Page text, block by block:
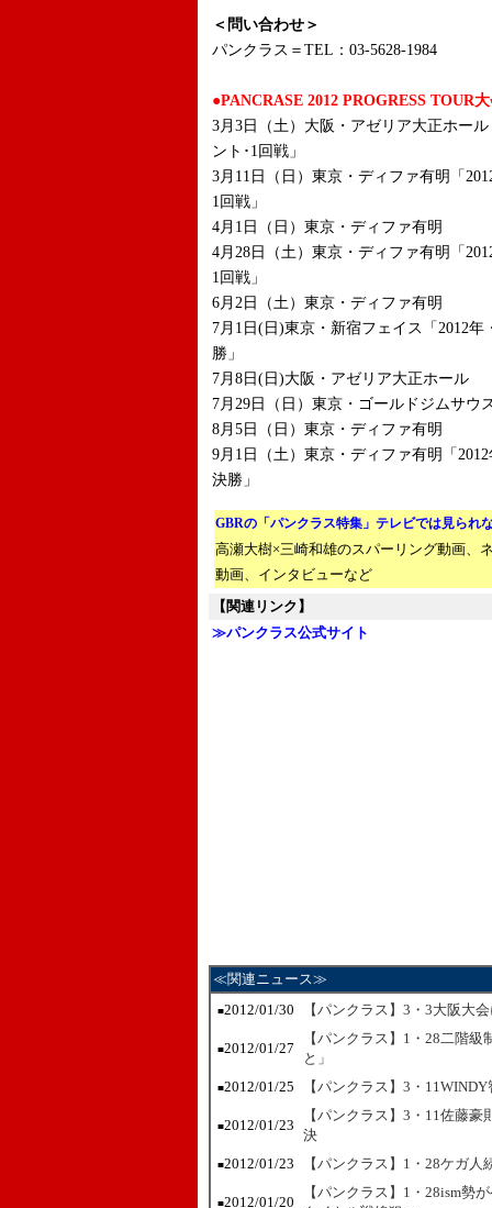
＜問い合わせ＞
パンクラス＝TEL：03-5628-1984
●PANCRASE 2012 PROGRESS TOUR
3月3日（土）大阪・アゼリア大正ホー
ント･1回戦」
3月11日（日）東京・ディファ有明「
1回戦」
4月1日（日）東京・ディファ有明
4月28日（土）東京・ディファ有明「
1回戦」
6月2日（土）東京・ディファ有明
7月1日(日)東京・新宿フェイス「2012
勝」
7月8日(日)大阪・アゼリア大正ホール
7月29日（日）東京・ゴールドジムサウ
8月5日（日）東京・ディファ有明
9月1日（土）東京・ディファ有明「
決勝」
GBRの「パンクラス特集」テレビでは見られ
高瀬大樹×三崎和雄のスパーリング動画、
動画、インタビューなど
【関連リンク】
≫パンクラス公式サイト
≪関連ニュース≫
■2012/01/30 【パンクラス】3・3大阪大
■2012/01/27
【パンクラス】1・28二階
と」
■2012/01/25 【パンクラス】3・
■2012/01/23
【パンクラス】3・11佐藤
決
■2012/01/23 【パンクラス】1・28ケガ
■2012/01/20
【パンクラス】1・28ism勢